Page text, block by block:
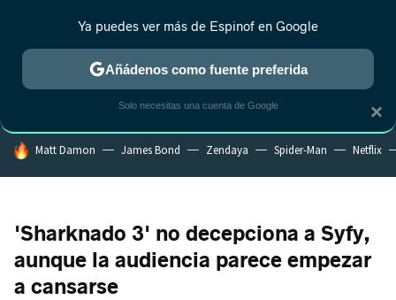
MENÚ NUEVO
ESTRENOS REALITY ANIME RANKINGS CINE
HOY SE HABLA DE
Matt Damon James Bond Zendaya Spider-Man Netflix
'Sharknado 3' no decepciona a Syfy,
aunque la audiencia parece empezar
a cansarse
×
Ya puedes ver más de Espinof en Google
Añádenos como fuente preferida
Solo necesitas una cuenta de Google